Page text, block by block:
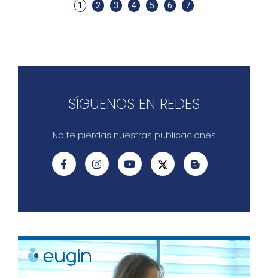
1 2 3 4 5 6 7
SÍGUENOS EN REDES
No te pierdas nuestras publicaciones